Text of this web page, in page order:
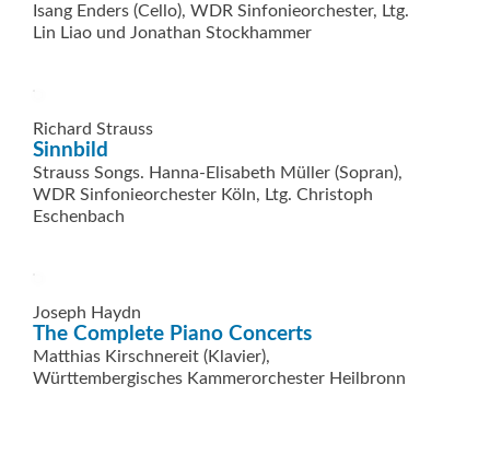
Isang Enders (Cello), WDR Sinfonieorchester, Ltg.
Lin Liao und Jonathan Stockhammer
Richard Strauss
Sinnbild
Strauss Songs. Hanna-Elisabeth Müller (Sopran),
WDR Sinfonieorchester Köln, Ltg. Christoph
Eschenbach
Joseph Haydn
The Complete Piano Concerts
Matthias Kirschnereit (Klavier),
Württembergisches Kammerorchester Heilbronn